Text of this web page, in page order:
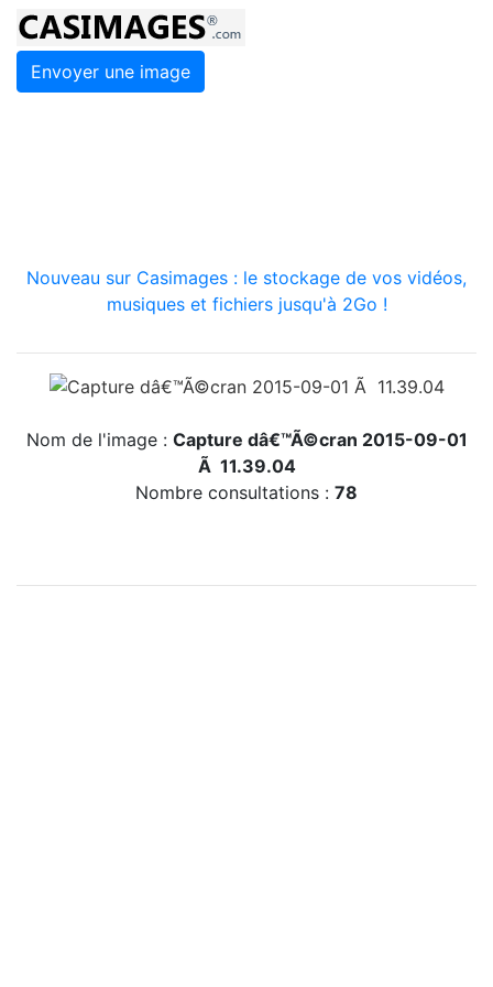
Envoyer une image
Nouveau sur Casimages : le stockage de vos vidéos,
musiques et fichiers jusqu'à 2Go !
Nom de l'image : Capture dâ€™Ã©cran 2015-09-01
Ã 11.39.04
Nombre consultations : 78